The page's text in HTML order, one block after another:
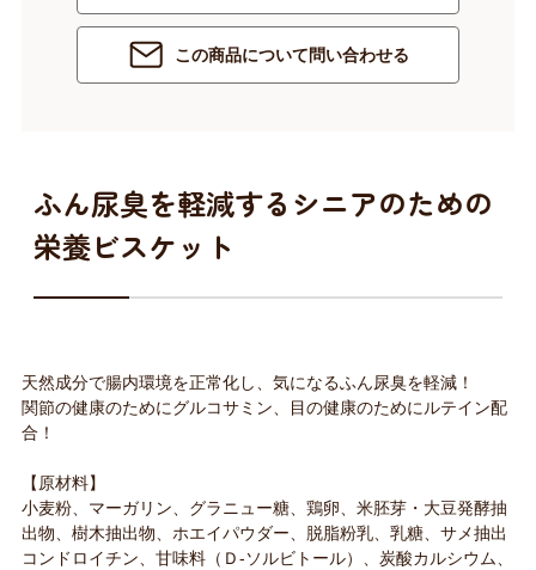
この商品について問い合わせる
ふん尿臭を軽減するシニアのための
栄養ビスケット
天然成分で腸内環境を正常化し、気になるふん尿臭を軽減！
関節の健康のためにグルコサミン、目の健康のためにルテイン配
合！
【原材料】
小麦粉、マーガリン、グラニュー糖、鶏卵、米胚芽・大豆発酵抽
出物、樹木抽出物、ホエイパウダー、脱脂粉乳、乳糖、サメ抽出
コンドロイチン、甘味料（Ｄ-ソルビトール）、炭酸カルシウム、